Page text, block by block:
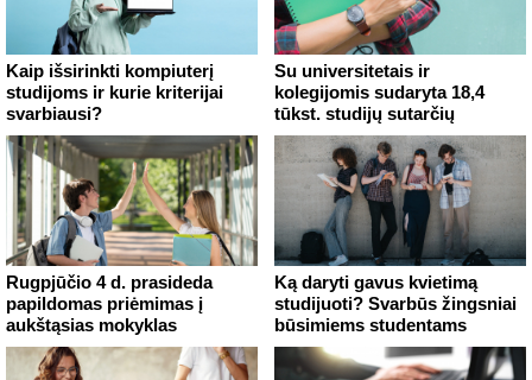
Kaip išsirinkti kompiuterį
studijoms ir kurie kriterijai
svarbiausi?
Su universitetais ir
kolegijomis sudaryta 18,4
tūkst. studijų sutarčių
Rugpjūčio 4 d. prasideda
papildomas priėmimas į
aukštąsias mokyklas
Ką daryti gavus kvietimą
studijuoti? Svarbūs žingsniai
būsimiems studentams